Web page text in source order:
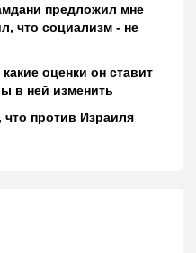
предложил мне
что социализм - не
оценки он ставит
в ней изменить
против Израиля